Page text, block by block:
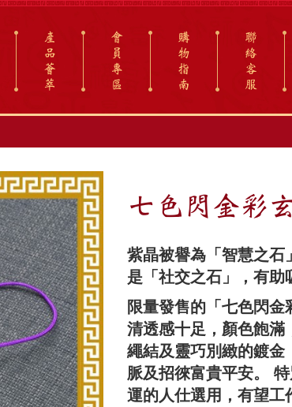
產
品
薈
萃
會
員
專
區
購
物
指
南
聯
絡
客
服
七色閃金彩
紫晶被譽為「智慧之
是「社交之石」，有
限量發售的「七色閃金
清透感十足，顏色飽
繩結及靈巧別緻的鍍
脈及招徠富貴平安。
運的人仕選用，有望工